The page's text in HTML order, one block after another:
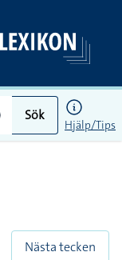
Sök
Hjälp/Tips
Nästa tecken